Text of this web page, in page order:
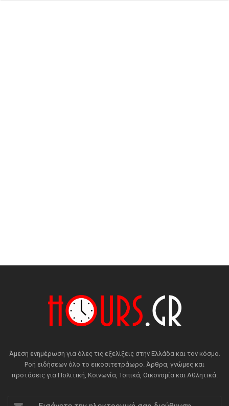
Άμεση ενημέρωση για όλες τις εξελίξεις στην Ελλάδα και τον κόσμο.
Ροή ειδήσεων όλο το εικοσιτετράωρο. Άρθρα, γνώμες και
προτάσεις για Πολιτική, Κοινωνία, Τοπικά, Οικονομία και Αθλητικά.
Εισάγετε